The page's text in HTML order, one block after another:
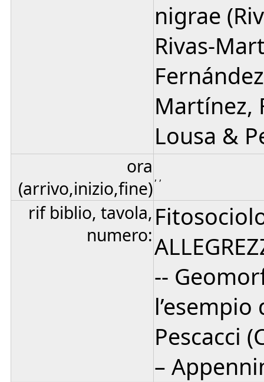
nigrae
Rivas-
Martínez,
Lousa &
ora
(arrivo,inizio,fine), ,
rif biblio, tavola,
numero:
--
Pescacci
–